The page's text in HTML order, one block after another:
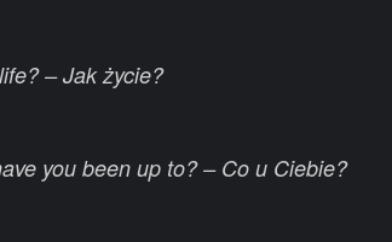
– Jak życie?
you been up to? – Co u Ciebie?